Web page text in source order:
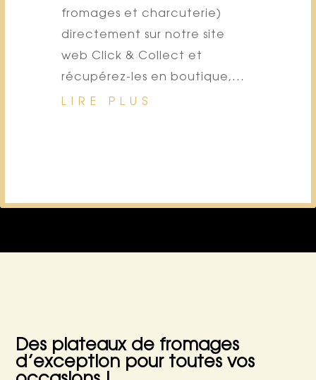
fromages et charcuterie)
directement sur notre site
web Click & Collect et
récupérez-les en boutique,...
LIRE PLUS
Des plateaux de fromages
d’exception pour toutes vos